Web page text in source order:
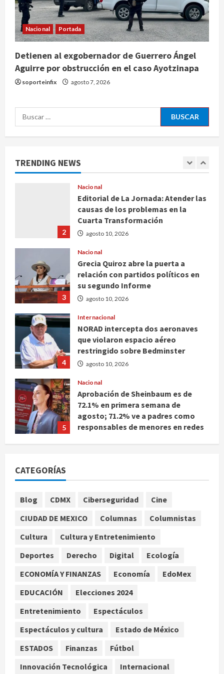
Nacional Portada
Detienen al exgobernador de Guerrero Ángel
Aguirre por obstrucción en el caso Ayotzinapa
soporteinfix agosto 7, 2026
Buscar:
TRENDING NEWS
4
NORAD intercepta dos aeronaves
que violaron espacio aéreo
restringido sobre Bedminster
agosto 10, 2026
Nacional
Aprobación de Sheinbaum es de
72.1% en primera semana de
1
2
Nacional
Editorial de La Jornada: Atender las
causas de los problemas en la
Cuarta Transformación
agosto 10, 2026
3
Nacional
Grecia Quiroz abre la puerta a
relación con partidos políticos en
su segundo Informe
agosto 10, 2026
4
Internacional
NORAD intercepta dos aeronaves
que violaron espacio aéreo
restringido sobre Bedminster
agosto 10, 2026
5
Nacional
Aprobación de Sheinbaum es de
72.1% en primera semana de
agosto; 71.2% ve a padres como
responsables de menores en redes
fracking
Editorial de La Jornada: Atender las
causas de los problemas en la
agosto 10, 2026
Nacional
Grecia Quiroz abre la puerta a
su segundo Informe
NORAD intercepta dos aeronaves
que violaron espacio aéreo
CATEGORÍAS
Blog CDMX Ciberseguridad
Cine
CIUDAD DE MEXICO
Columnas
Columnistas
Cultura
Cultura y Entretenimiento
Deportes
Derecho Digital
Ecología
ECONOMÍA Y FINANZAS
Economía
EdoMex
EDUCACIÓN
Elecciones 2024
Entretenimiento
Espectáculos
Espectáculos y cultura
Estado de México
ESTADOS
Finanzas
Fútbol
Innovación Tecnológica
Internacional